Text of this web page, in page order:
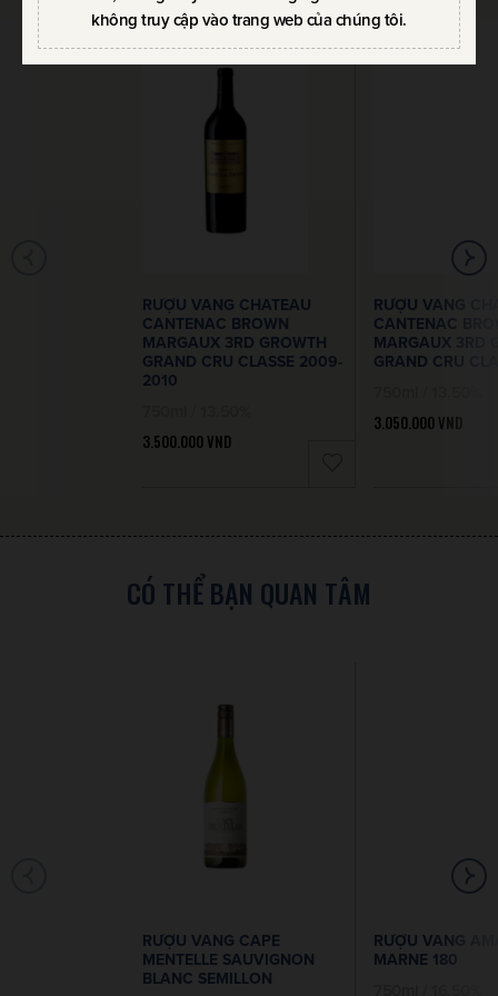
không truy cập vào trang web của chúng tôi.
RƯỢU VANG CHATEAU
CANTENAC BROWN
MARGAUX 3RD GROWTH
GRAND CRU CLASSE 2009-
2010
3.500.000 VND
RƯỢU VANG
CANTENAC
MARGAUX 3RD
GRAND CRU
3.050.000 VND
CÓ THỂ BẠN QUAN TÂM
RƯỢU VANG CAPE
MENTELLE SAUVIGNON
BLANC SEMILLON
RƯỢU VANG
MARNE 180